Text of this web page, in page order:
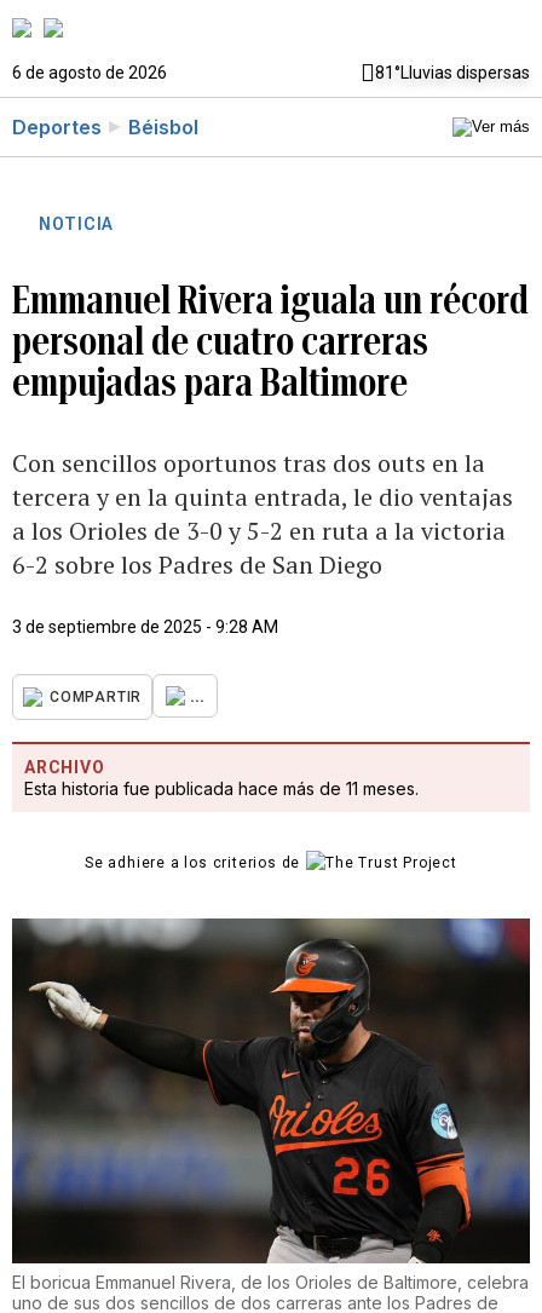
6 de agosto de 2026 81°Lluvias dispersas
Deportes Béisbol
NOTICIA
Emmanuel Rivera iguala un récord
personal de cuatro carreras
empujadas para Baltimore
Con sencillos oportunos tras dos outs en la
tercera y en la quinta entrada, le dio ventajas
a los Orioles de 3-0 y 5-2 en ruta a la victoria
6-2 sobre los Padres de San Diego
3 de septiembre de 2025 - 9:28 AM
COMPARTIR ...
ARCHIVO
Esta historia fue publicada hace más de 11 meses.
Se adhiere a los criterios de
El boricua Emmanuel Rivera, de los Orioles de Baltimore, celebra
uno de sus dos sencillos de dos carreras ante los Padres de